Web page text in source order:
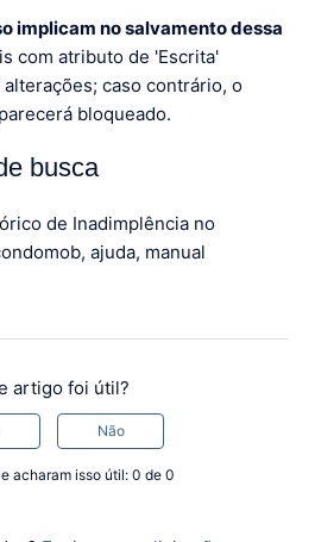
implicam no salvamento dessa
com atributo de 'Escrita'
caso contrário, o
bloqueado.
busca
de Inadimplência no
ajuda, manual
artigo foi útil?
Não
acharam isso útil: 0 de 0